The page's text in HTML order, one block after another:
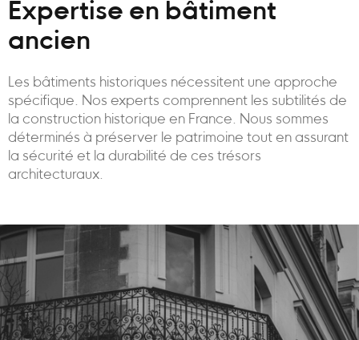
Expertise en bâtiment
ancien
Les bâtiments historiques nécessitent une approche
spécifique. Nos experts comprennent les subtilités de
la construction historique en France. Nous sommes
déterminés à préserver le patrimoine tout en assurant
la sécurité et la durabilité de ces trésors
architecturaux.